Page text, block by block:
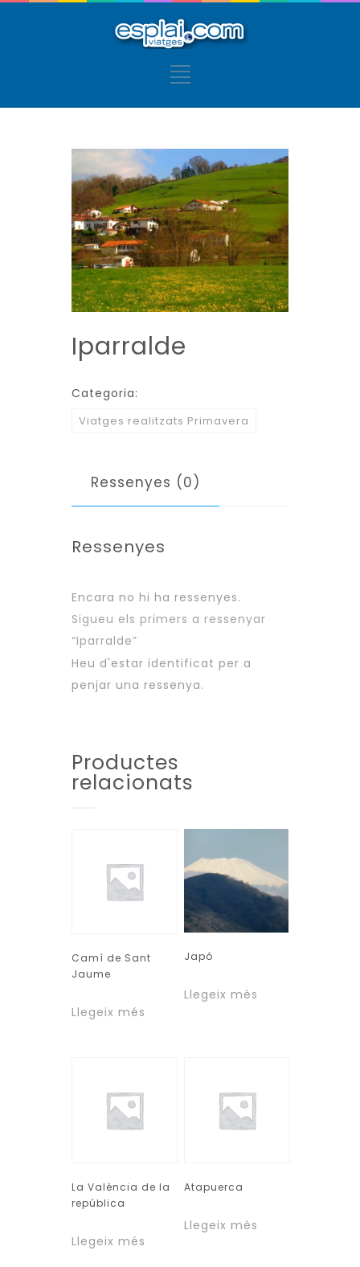
Iparralde
Categoria:
Viatges realitzats Primavera
Ressenyes (0)
Ressenyes
Encara no hi ha ressenyes.
Sigueu els primers a ressenyar
“Iparralde”
Heu d'estar identificat per a
penjar una ressenya.
Productes
relacionats
Camí de Sant
Jaume
Llegeix més
Japó
Llegeix més
La València de la
república
Llegeix més
Atapuerca
Llegeix més